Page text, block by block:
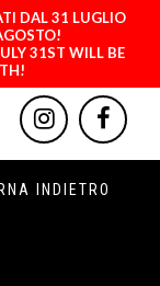
DAL 31 LUGLIO
31ST WILL BE
INDIETRO